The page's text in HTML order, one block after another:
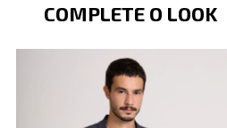
COMPLETE O LOOK